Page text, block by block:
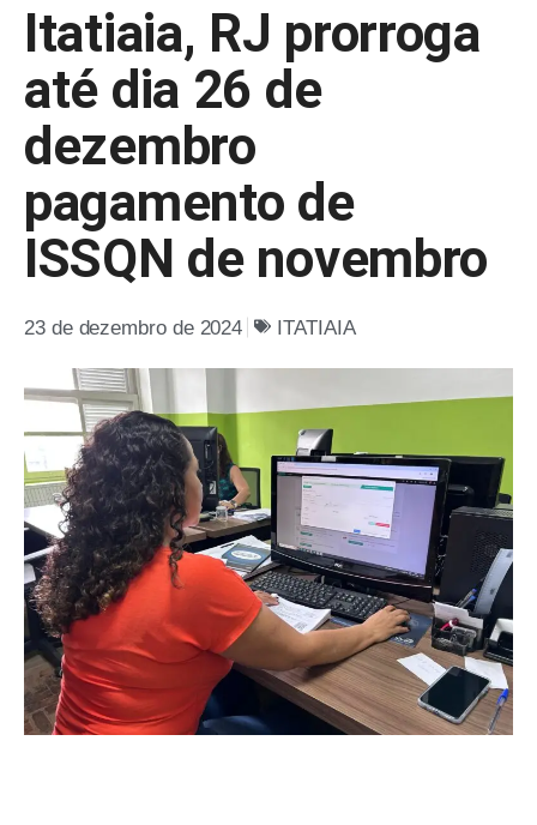
Itatiaia, RJ prorroga
até dia 26 de
dezembro
pagamento de
ISSQN de novembro
23 de dezembro de 2024 ITATIAIA